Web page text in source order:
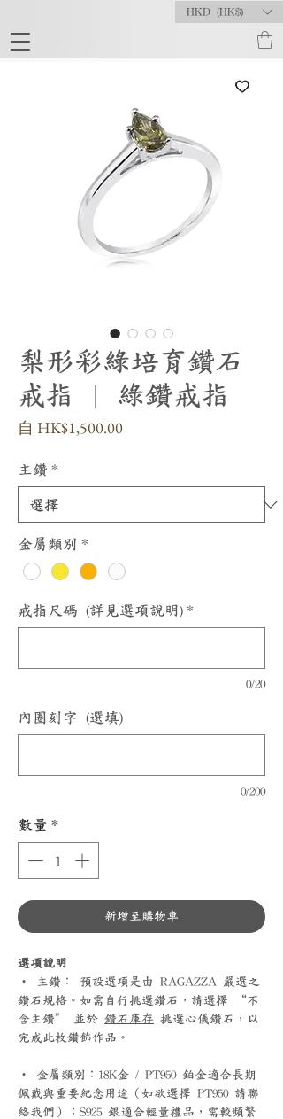
HKD (HK$)
梨形彩綠培育鑽石
戒指 | 綠鑽戒指
自 HK$1,500.00促
格
主鑽 *
金屬類別 *
戒指尺碼 (詳見選項說明) *
0/20
內圈刻字 (選填)
0/200
數量 *
新增至購物車
選項說明
‧ 主鑽： 預設選項是由 RAGAZZA 嚴選之
鑽石規格。如需自行挑選鑽石，請選擇 “不
含主鑽” 並於 鑽石庫存 挑選心儀鑽石，以
完成此枚鑽飾作品。
‧ 金屬類別：18K金 / PT950 鉑金適合長期
佩戴與重要紀念用途（如欲選擇 PT950 請聯
絡我們）；S925 銀適合輕量禮品，需較頻繁